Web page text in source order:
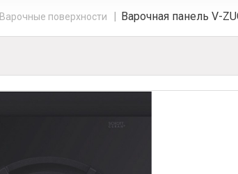
Варочные поверхности Варочная панель V-